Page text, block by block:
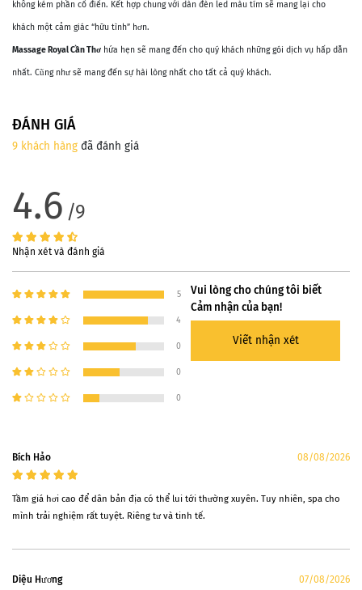
không kém phần cổ điển. Kết hợp chung với dàn đèn led màu tím sẽ mang lại cho
khách một cảm giác “hữu tình” hơn.
Massage Royal Cần Thơ hứa hẹn sẽ mang đến cho quý khách những gói dịch vụ hấp dẫn
nhất. Cũng như sẽ mang đến sự hài lòng nhất cho tất cả quý khách.
ĐÁNH GIÁ
9 khách hàng đã đánh giá
4.6/9
Nhận xét và đánh giá
5
4
0
0
0
Vui lòng cho chúng tôi biết
Cảm nhận của bạn!
Viết nhận xét
Bích Hảo 08/08/2026
Tầm giá hơi cao để dân bản địa có thể lui tới thường xuyên. Tuy nhiên, spa cho
mình trải nghiệm rất tuyệt. Riêng tư và tinh tế.
Diệu Hương 07/08/2026